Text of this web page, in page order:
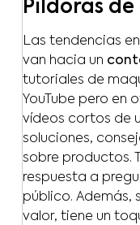
Píldoras
Las tendencias
van hacia un
tutoriales de
YouTube pero en
vídeos cortos de
soluciones,
sobre productos.
respuesta a
público. Además,
valor, tiene un